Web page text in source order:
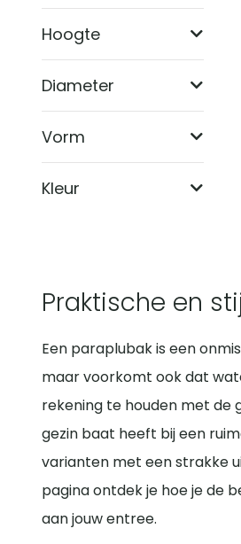
Hoogte
Diameter
Vorm
Kleur
Praktische en
Een paraplubak is een
maar voorkomt ook dat
rekening te houden met de
gezin baat heeft bij een
varianten met een strakke
pagina ontdek je hoe je de
aan jouw entree.